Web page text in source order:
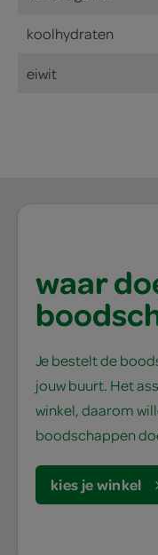
koolhydraten
eiwit
waar
Je bestelt de
jouw buurt. Het
winkel, daarom
boodschappen
kies je winkel